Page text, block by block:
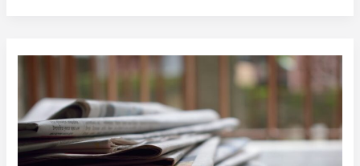
opkomst
als
politiek
verslaggever